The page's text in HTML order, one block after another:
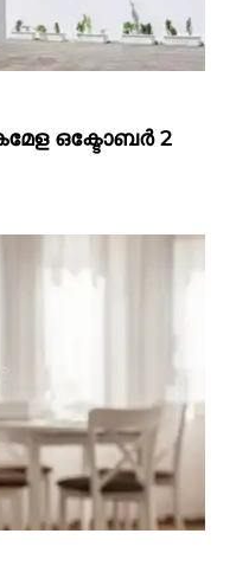
ഒക്ടോബർ 2